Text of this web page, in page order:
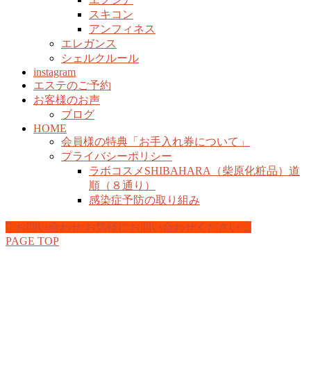
スキコン
アンフィネス
エレガンス
シェルクルール
instagram
エステのご予約
お客様のお声
ブログ
HOME
会員様の特典「お手入れ券について」
プライバシーポリシー
ラボコスメSHIBAHARA（柴原化粧品）道
順（８通り）
感染症予防の取り組み
お問い合わせ お気軽にお問い合わせください。
PAGE TOP